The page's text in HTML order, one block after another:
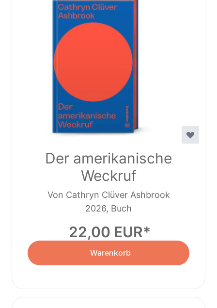
Der amerikanische
Weckruf
Von Cathryn Clüver Ashbrook
2026, Buch
22,00 EUR
Warenkorb